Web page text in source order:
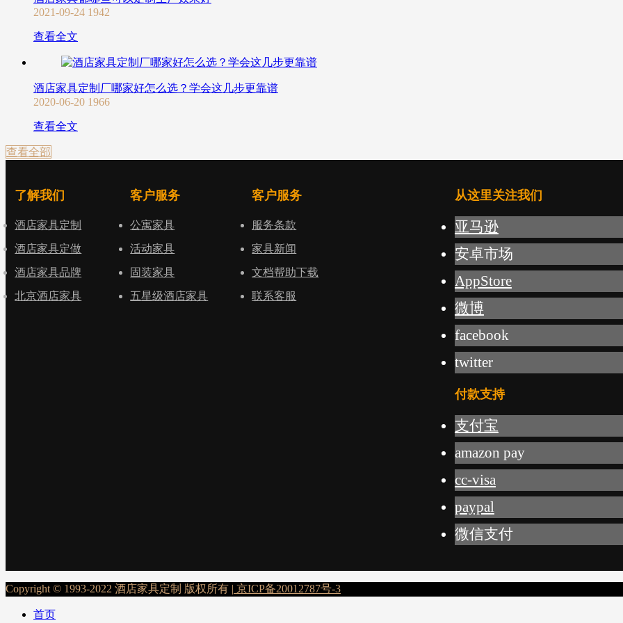
2021-09-24 1942
查看全文
酒店家具定制厂哪家好怎么选？学会这几步更靠谱
2020-06-20 1966
查看全文
查看全部
了解我们
酒店家具定制
酒店家具定做
酒店家具品牌
北京酒店家具
客户服务
公寓家具
活动家具
固装家具
五星级酒店家具
客户服务
服务条款
家具新闻
文档帮助下载
联系客服
从这里关注我们
亚马逊
安卓市场
AppStore
微博
facebook
twitter
付款支持
支付宝
amazon pay
cc-visa
paypal
微信支付
Copyright © 1993-2022 酒店家具定制 版权所有 | 京ICP备20012787号-3
首页